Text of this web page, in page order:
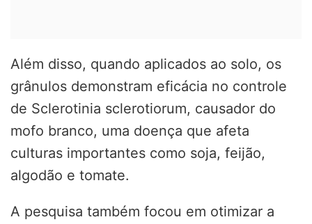
Além disso, quando aplicados ao solo, os
grânulos demonstram eficácia no controle
de Sclerotinia sclerotiorum, causador do
mofo branco, uma doença que afeta
culturas importantes como soja, feijão,
algodão e tomate.
A pesquisa também focou em otimizar a